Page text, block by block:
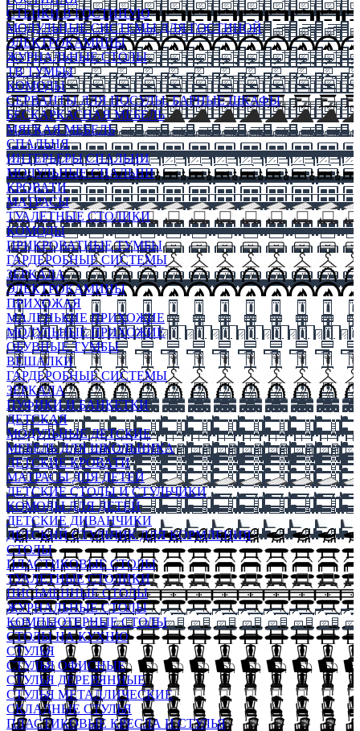
СТЕНКИ В ГОСТИНУЮ
МОДУЛЬНЫЕ СИСТЕМЫ ДЛЯ ГОСТИНОЙ
ЭЛЕКТРОКАМИНЫ
ЖУРНАЛЬНЫЕ СТОЛЫ
ТВ ТУМБЫ
КОМОДЫ
СЕРВАНТЫ ДЛЯ ПОСУДЫ, БАРНЫЕ ШКАФЫ
БЕСКАРКАСНАЯ МЕБЕЛЬ
МЯГКАЯ МЕБЕЛЬ
СПАЛЬНЯ
ИНТЕРЬЕРЫ СПАЛЬНИ
МОДУЛЬНЫЕ СПАЛЬНИ
КРОВАТИ
МАТРАСЫ
ТУАЛЕТНЫЕ СТОЛИКИ
КОМОДЫ
ПРИКРОВАТНЫЕ ТУМБЫ
ГАРДЕРОБНЫЕ СИСТЕМЫ
ЗЕРКАЛА
ЭЛЕКТРОКАМИНЫ
ПРИХОЖАЯ
МАЛЕНЬКИЕ ПРИХОЖИЕ
МОДУЛЬНЫЕ ПРИХОЖИЕ
ОБУВНЫЕ ТУМБЫ
ВЕШАЛКИ
ГАРДЕРОБНЫЕ СИСТЕМЫ
ЗЕРКАЛА
ПУФИКИ И БАНКЕТКИ
ДЕТСКАЯ
МОДУЛЬНЫЕ ДЕТСКИЕ
МЕБЕЛЬ ДЛЯ ШКОЛЬНИКА
ДЕТСКИЕ КРОВАТИ
МАТРАСЫ ДЛЯ ДЕТЕЙ
ДЕТСКИЕ СТОЛЫ И СТУЛЬЧИКИ
КОМОДЫ ДЛЯ ДЕТЕЙ
ДЕТСКИЕ ДИВАНЧИКИ
ДЕТСКИЙ СТУЛЬЧИК ДЛЯ КОРМЛЕНИЯ
СТОЛЫ
ПЛАСТИКОВЫЕ СТОЛЫ
ТУАЛЕТНЫЕ СТОЛИКИ
ПИСЬМЕННЫЕ СТОЛЫ
ЖУРНАЛЬНЫЕ СТОЛЫ
КОМПЬЮТЕРНЫЕ СТОЛЫ
СТОЛЫ НА КУХНЮ
СТУЛЬЯ
СТУЛЬЯ ОФИСНЫЕ
СТУЛЬЯ ДЕРЕВЯННЫЕ
СТУЛЬЯ МЕТАЛЛИЧЕСКИЕ
СКЛАДНЫЕ СТУЛЬЯ
ПЛАСТИКОВЫЕ КРЕСЛА И СТУЛЬЯ